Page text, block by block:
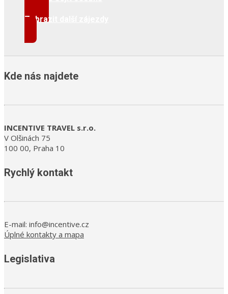
Zobrazit další zájezdy
Kde nás najdete
INCENTIVE TRAVEL s.r.o.
V Olšinách 75
100 00, Praha 10
Rychlý kontakt
E-mail: info@incentive.cz
Úplné kontakty a mapa
Legislativa